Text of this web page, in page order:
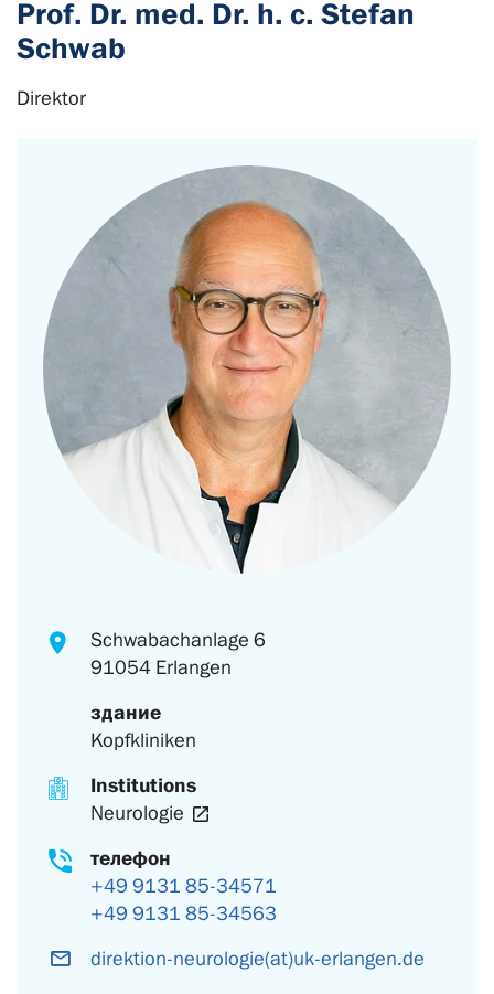
Prof. Dr. med. Dr. h. c. Stefan
Schwab
Direktor
Schwabachanlage 6
91054 Erlangen
здание
Kopfkliniken
Institutions
Neurologie
телефон
+49 9131 85-34571
+49 9131 85-34563
direktion-neurologie(at)uk-erlangen.de